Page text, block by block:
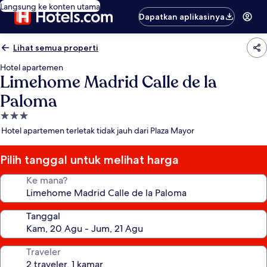
Langsung ke konten utama
Dapatkan aplikasinya
Lihat semua properti
Hotel apartemen
Limehome Madrid Calle de la
Paloma
Properti
bintang
Hotel apartemen terletak tidak jauh dari Plaza Mayor
Pilih tanggal untuk melihat harga
Ke mana?
Tanggal
Traveler